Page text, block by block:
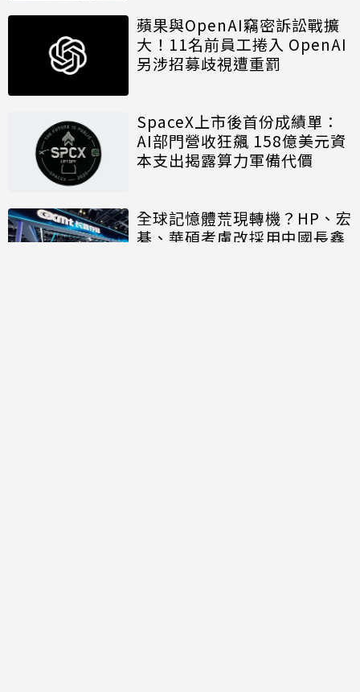
蘋果與OpenAI竊密訴訟戰擴
大！11名前員工捲入 OpenAI
另涉招募歧視遭重罰
SpaceX上市後首份成績單：
AI部門營收狂飆 158億美元資
本支出揭露算力軍備代價
全球記憶體荒現轉機？HP、宏
碁、華碩考慮改採用中國長鑫